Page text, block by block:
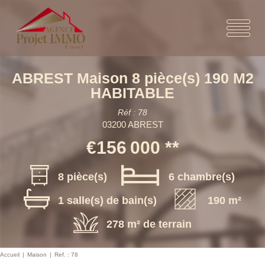
ABREST Maison 8 pièce(s) 190 M2
HABITABLE
Réf : 78
03200 ABREST
€156 000 **
8 pièce(s)
6 chambre(s)
1 salle(s) de bain(s)
190 m²
278 m² de terrain
Accueil Maison Ref. : 78